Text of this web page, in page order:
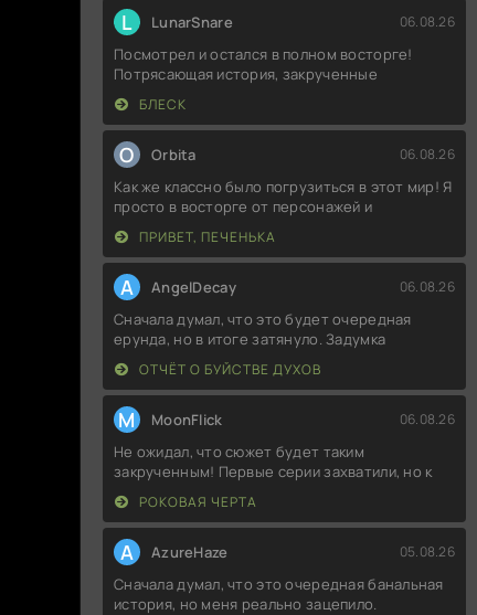
L LunarSnare 06.08.26
Посмотрел и остался в полном восторге!
Потрясающая история, закрученные
БЛЕСК
O Orbita 06.08.26
Как же классно было погрузиться в этот мир! Я
просто в восторге от персонажей и
ПРИВЕТ, ПЕЧЕНЬКА
A AngelDecay 06.08.26
Сначала думал, что это будет очередная
ерунда, но в итоге затянуло. Задумка
ОТЧЁТ О БУЙСТВЕ ДУХОВ
M MoonFlick 06.08.26
Не ожидал, что сюжет будет таким
закрученным! Первые серии захватили, но к
РОКОВАЯ ЧЕРТА
A AzureHaze 05.08.26
Сначала думал, что это очередная банальная
история, но меня реально зацепило.